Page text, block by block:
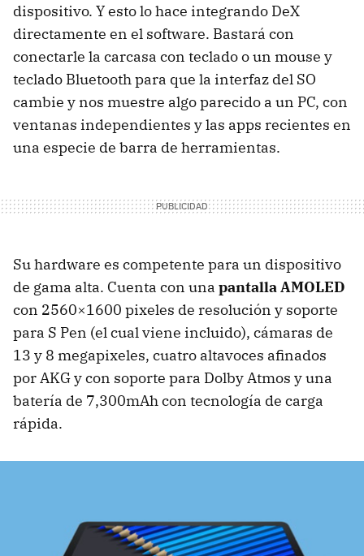
dispositivo. Y esto lo hace integrando DeX
directamente en el software. Bastará con
conectarle la carcasa con teclado o un mouse y
teclado Bluetooth para que la interfaz del SO
cambie y nos muestre algo parecido a un PC, con
ventanas independientes y las apps recientes en
una especie de barra de herramientas.
Su hardware es competente para un dispositivo
de gama alta. Cuenta con una pantalla AMOLED
con 2560×1600 pixeles de resolución y soporte
para S Pen (el cual viene incluido), cámaras de
13 y 8 megapixeles, cuatro altavoces afinados
por AKG y con soporte para Dolby Atmos y una
batería de 7,300mAh con tecnología de carga
rápida.